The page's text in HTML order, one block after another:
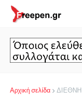
Αρχική σελίδα ΔΙΕΘΝΗ